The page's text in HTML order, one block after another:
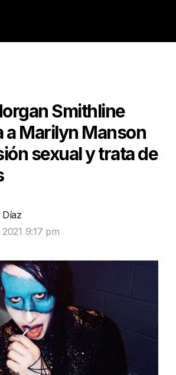
Smithline
a Marilyn Manson
sexual y trata de
2021 9:17 pm